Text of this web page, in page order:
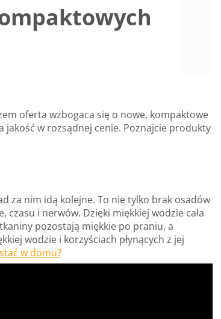
oferta wzbogaca się o nowe, kompaktowe
w rozsądnej cenie. Poznajcie produkty
za nim idą kolejne. To nie tylko brak osadów
i nerwów. Dzięki miękkiej wodzie cała
pozostają miękkie po praniu, a
wodzie i korzyściach płynących z jej
w domu?